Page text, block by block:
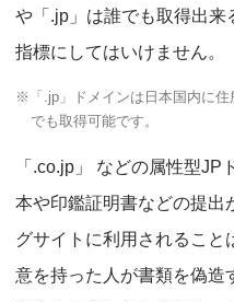
や「.jp」は誰でも取得出来
指標にしてはいけません。
※「.jp」ドメインは日本国内に
でも取得可能です。
「.co.jp」 などの属性型
本や印鑑証明書などの提出
グサイトに利用されること
意を持った人が書類を偽造